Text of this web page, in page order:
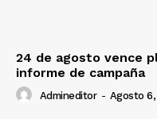
24 de agosto vence
informe de campaña
Admineditor - Agosto